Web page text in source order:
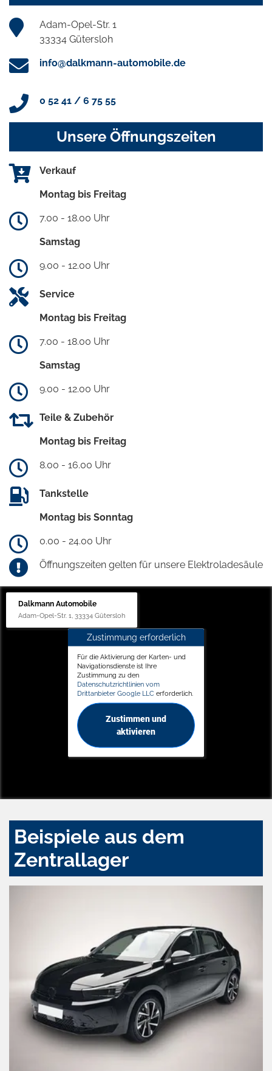
Adam-Opel-Str. 1
33334 Gütersloh
info@dalkmann-automobile.de
0 52 41 / 6 75 55
Unsere Öffnungszeiten
Verkauf
Montag bis Freitag
7.00 - 18.00 Uhr
Samstag
9.00 - 12.00 Uhr
Service
Montag bis Freitag
7.00 - 18.00 Uhr
Samstag
9.00 - 12.00 Uhr
Teile & Zubehör
Montag bis Freitag
8.00 - 16.00 Uhr
Tankstelle
Montag bis Sonntag
0.00 - 24.00 Uhr
Öffnungszeiten gelten für unsere Elektroladesäule
Dalkmann Automobile
Adam-Opel-Str. 1, 33334 Gütersloh
Zustimmung erforderlich
Für die Aktivierung der Karten- und
Navigationsdienste ist Ihre
Zustimmung zu den
Datenschutzrichtlinien vom
Drittanbieter Google LLC erforderlich.
Zustimmen und
aktivieren
Beispiele aus dem
Zentrallager